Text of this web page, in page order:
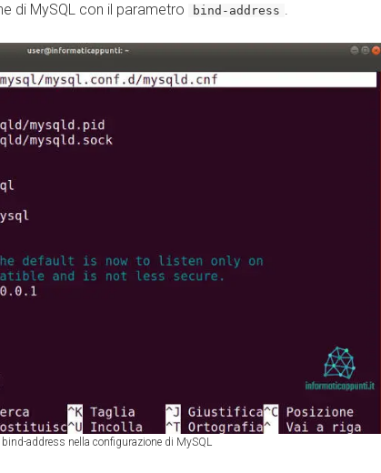
di MySQL con il parametro
bind-address .
address nella configurazione di MySQL